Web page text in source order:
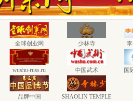
全球创业网 少林寺
wushu-russ.ru 中国武术 国
品牌中国 SHAOLIN TEMPLE